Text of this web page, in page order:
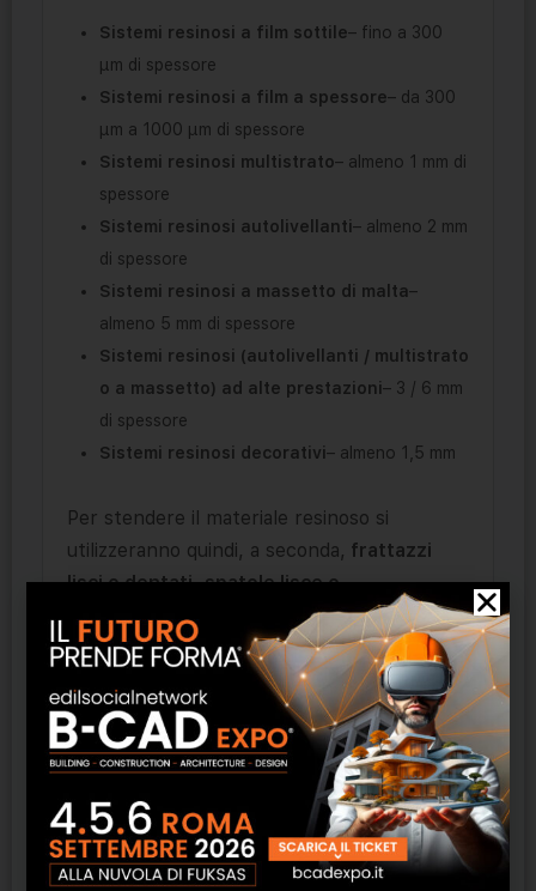
Sistemi resinosi a film sottile– fino a 300
μm di spessore
Sistemi resinosi a film a spessore– da 300
μm a 1000 μm di spessore
Sistemi resinosi multistrato– almeno 1 mm di
spessore
Sistemi resinosi autolivellanti– almeno 2 mm
di spessore
Sistemi resinosi a massetto di malta–
almeno 5 mm di spessore
Sistemi resinosi (autolivellanti / multistrato
o a massetto) ad alte prestazioni– 3 / 6 mm
di spessore
Sistemi resinosi decorativi– almeno 1,5 mm
Per stendere il materiale resinoso si
utilizzeranno quindi, a seconda, frattazzi
lisci o dentati,spatole lisce o
dentate ,racle
(per rasatura, dentate o
regolabili) osqueeges(tira acqua) e varie
adatti soprattuttoper
la finitura.
Dopo la stesura del prodotto, quando è
ancora fresco, è essenziale l’impiego dirulli
frangibolleper liberare l’aria inglobata
durante la miscelazione. Ne esistono di
diversa tipologia (con aghi in metallo o in